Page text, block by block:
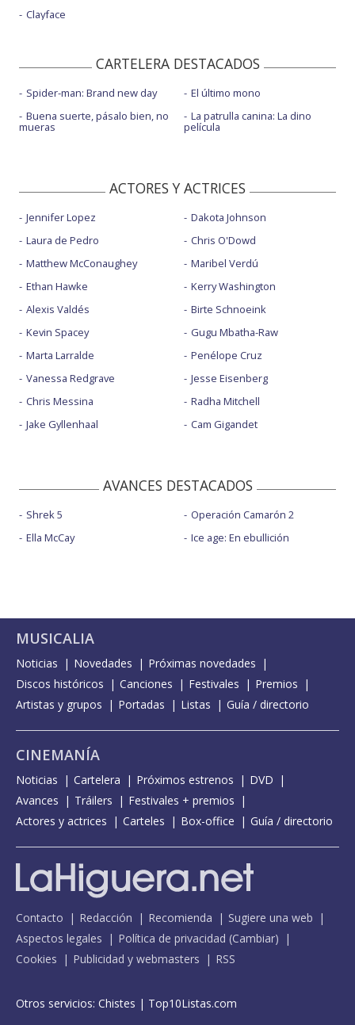
Clayface
CARTELERA DESTACADOS
Spider-man: Brand new day
Buena suerte, pásalo bien, no
mueras
El último mono
La patrulla canina: La dino
película
ACTORES Y ACTRICES
Jennifer Lopez
Laura de Pedro
Matthew McConaughey
Ethan Hawke
Alexis Valdés
Kevin Spacey
Marta Larralde
Vanessa Redgrave
Chris Messina
Jake Gyllenhaal
Dakota Johnson
Chris O'Dowd
Maribel Verdú
Kerry Washington
Birte Schnoeink
Gugu Mbatha-Raw
Penélope Cruz
Jesse Eisenberg
Radha Mitchell
Cam Gigandet
AVANCES DESTACADOS
Shrek 5
Ella McCay
Operación Camarón 2
Ice age: En ebullición
MUSICALIA
Noticias Novedades
Próximas novedades
Discos históricos
Canciones Festivales
Premios
Artistas y grupos
Portadas Listas Guía / directorio
CINEMANÍA
Noticias Cartelera Próximos estrenos
DVD
Avances
Tráilers
Festivales + premios
Actores y actrices
Carteles Box-office Guía / directorio
Contacto Redacción Recomienda
Sugiere una web
Aspectos legales
Política de privacidad (Cambiar)
Cookies
Publicidad y webmasters RSS
Otros servicios: Chistes | Top10Listas.com